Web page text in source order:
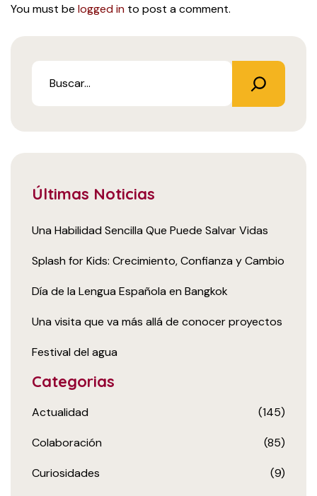
You must be logged in to post a comment.
Últimas Noticias
Una Habilidad Sencilla Que Puede Salvar Vidas
Splash for Kids: Crecimiento, Confianza y Cambio
Día de la Lengua Española en Bangkok
Una visita que va más allá de conocer proyectos
Festival del agua
Categorias
Actualidad (145)
Colaboración (85)
Curiosidades (9)